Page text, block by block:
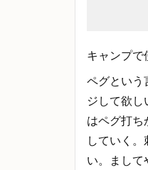
キャンプで
ペグという
ジして欲
はペグ打
していく
い。まし